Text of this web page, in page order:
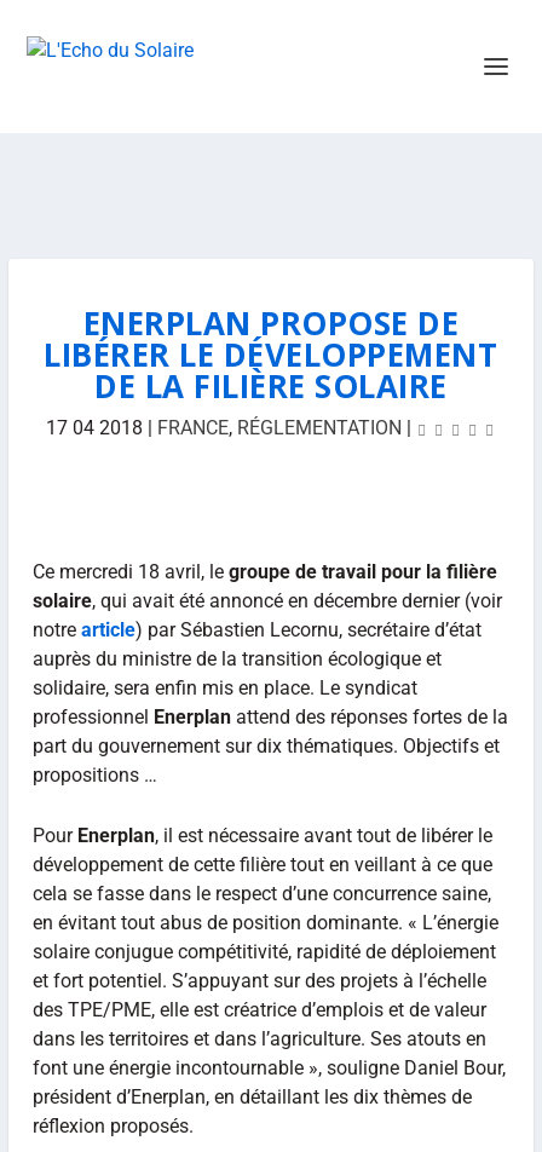
ENERPLAN PROPOSE DE
LIBÉRER LE DÉVELOPPEMENT
DE LA FILIÈRE SOLAIRE
17 04 2018 | FRANCE, RÉGLEMENTATION |
Ce mercredi 18 avril, le groupe de travail pour la filière
solaire, qui avait été annoncé en décembre dernier (voir
notre article) par Sébastien Lecornu, secrétaire d’état
auprès du ministre de la transition écologique et
solidaire, sera enfin mis en place. Le syndicat
professionnel Enerplanattend des réponses fortes de la
part du gouvernement sur dix thématiques. Objectifs et
propositions …
Pour Enerplan, il est nécessaire avant tout de libérer le
développement de cette filière tout en veillant à ce que
cela se fasse dans le respect d’une concurrence saine,
en évitant tout abus de position dominante. « L’énergie
solaire conjugue compétitivité, rapidité de déploiement
et fort potentiel. S’appuyant sur des projets à l’échelle
des TPE/PME, elle est créatrice d’emplois et de valeur
dans les territoires et dans l’agriculture. Ses atouts en
font une énergie incontournable », souligne Daniel Bour,
président d’Enerplan, en détaillant les dix thèmes de
réflexion proposés.